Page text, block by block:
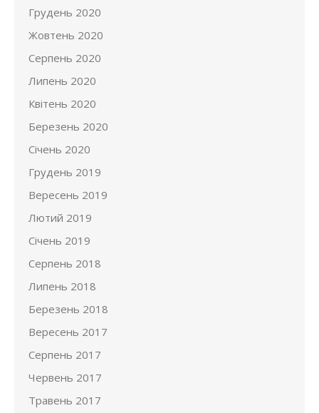
Грудень 2020
Жовтень 2020
Серпень 2020
Липень 2020
Квітень 2020
Березень 2020
Січень 2020
Грудень 2019
Вересень 2019
Лютий 2019
Січень 2019
Серпень 2018
Липень 2018
Березень 2018
Вересень 2017
Серпень 2017
Червень 2017
Травень 2017